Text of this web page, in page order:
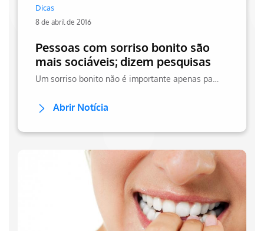
Dicas
8 de abril de 2016
Pessoas com sorriso bonito são
mais sociáveis; dizem pesquisas
Abrir Notícia